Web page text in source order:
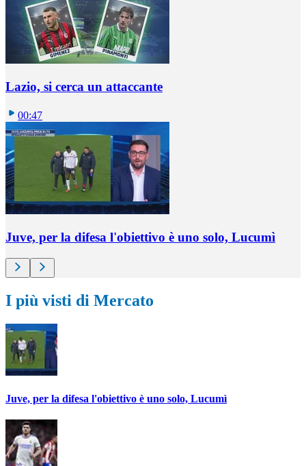
Lazio, si cerca un attaccante
00:47
Juve, per la difesa l'obiettivo è uno solo, Lucumì
I più visti di Mercato
Juve, per la difesa l'obiettivo è uno solo, Lucumì